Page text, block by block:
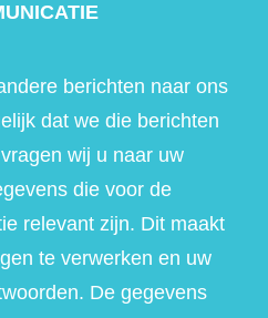
berichten naar ons
dat we die berichten
wij u naar uw
die voor de
relevant zijn. Dit maakt
te verwerken en uw
De gegevens